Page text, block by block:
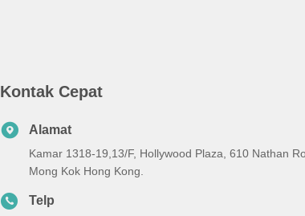
Kontak Cepat
Alamat
Kamar 1318-19,13/F, Hollywood Plaza, 610 Nathan
Mong Kok Hong Kong.
Telp